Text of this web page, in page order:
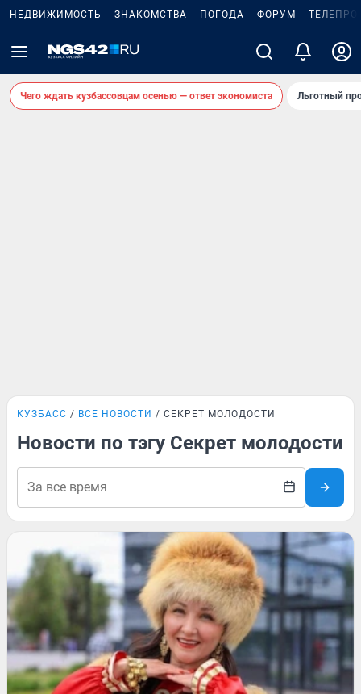
НЕДВИЖИМОСТЬ ЗНАКОМСТВА ПОГОДА ФОРУМ
Чего ждать кузбассовцам осенью — ответ экономиста Льготный
КУЗБАСС ВСЕ НОВОСТИ СЕКРЕТ МОЛОДОСТИ
Новости по тэгу Секрет молодости